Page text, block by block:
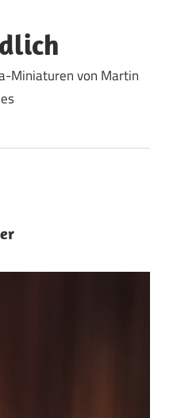
Miniaturen von Martin